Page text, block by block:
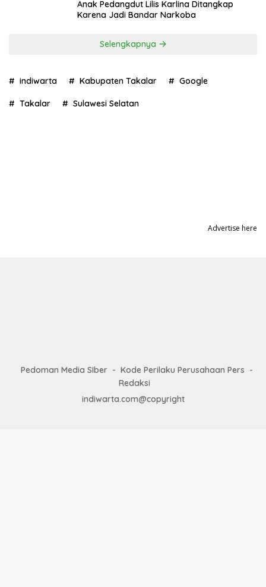
Anak Pedangdut Lilis Karlina Ditangkap
Karena Jadi Bandar Narkoba
Selengkapnya
indiwarta Kabupaten Takalar Google
Takalar Sulawesi Selatan
Advertise here
Pedoman Media SIber
Kode Perilaku Perusahaan Pers
Redaksi
indiwarta.com@copyright